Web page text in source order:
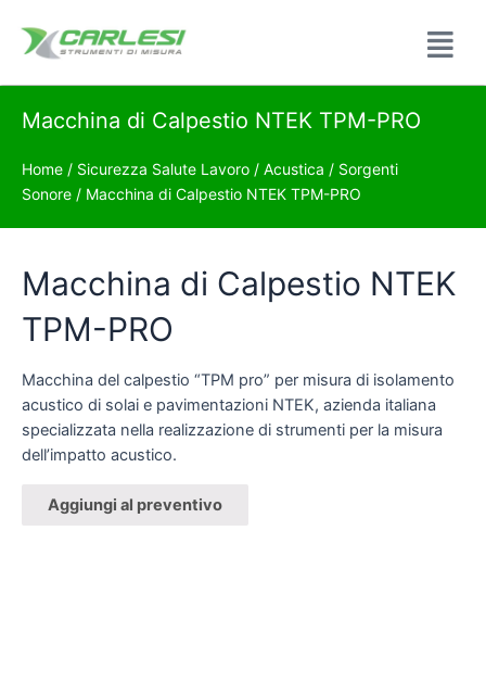
Macchina di Calpestio NTEK TPM-PRO
Home / Sicurezza Salute Lavoro / Acustica / Sorgenti
Sonore / Macchina di Calpestio NTEK TPM-PRO
Macchina di Calpestio NTEK
TPM-PRO
Macchina del calpestio “TPM pro” per misura di isolamento
acustico di solai e pavimentazioni NTEK, azienda italiana
specializzata nella realizzazione di strumenti per la misura
dell’impatto acustico.
Aggiungi al preventivo